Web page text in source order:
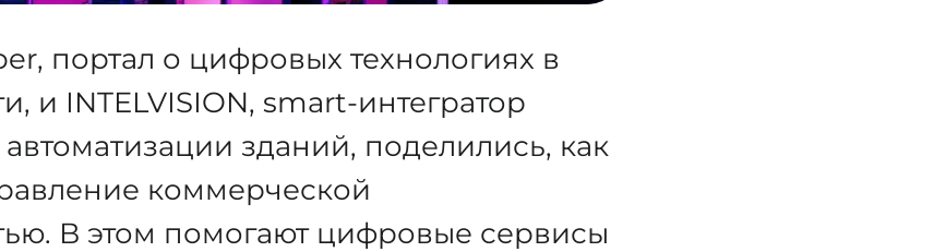
портал о цифровых технологиях в
и INTELVISION, smart-интегратор
зданий, поделились, как
коммерческой
В этом помогают цифровые сервисы